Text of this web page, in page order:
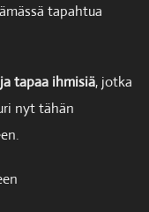
tapahtua
tapaa ihmisiä, jotka
nyt tähän